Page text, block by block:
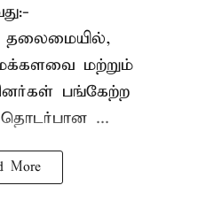
தலைமையில்,
மற்றும்
பங்கேற்ற
...
More